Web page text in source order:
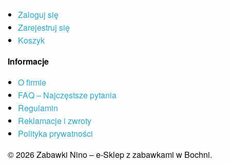
Zaloguj się
Zarejestruj się
Koszyk
Informacje
O firmie
FAQ – Najczęstsze pytania
Regulamin
Reklamacje i zwroty
Polityka prywatności
© 2026 Zabawki Nino – e-Sklep z zabawkami w Bochni.